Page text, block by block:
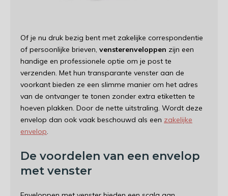
Of je nu druk bezig bent met zakelijke correspondentie
of persoonlijke brieven, vensterenveloppen zijn een
handige en professionele optie om je post te
verzenden. Met hun transparante venster aan de
voorkant bieden ze een slimme manier om het adres
van de ontvanger te tonen zonder extra etiketten te
hoeven plakken. Door de nette uitstraling. Wordt deze
envelop dan ook vaak beschouwd als een zakelijke
envelop.
De voordelen van een envelop
met venster